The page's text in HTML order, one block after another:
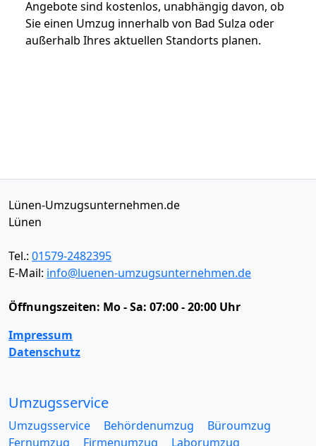
Angebote sind kostenlos, unabhängig davon, ob
Sie einen Umzug innerhalb von Bad Sulza oder
außerhalb Ihres aktuellen Standorts planen.
Lünen-Umzugsunternehmen.de
Lünen
Tel.: 01579-2482395
E-Mail: info@luenen-umzugsunternehmen.de
Öffnungszeiten: Mo - Sa: 07:00 - 20:00 Uhr
Impressum
Datenschutz
Umzugsservice
Umzugsservice Behördenumzug
Büroumzug
Fernumzug
Firmenumzug
Laborumzug